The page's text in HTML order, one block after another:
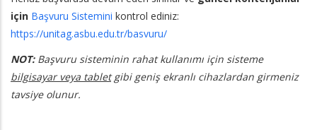
için Başvuru Sistemini kontrol ediniz:
https://unitag.asbu.edu.tr/basvuru/
NOT:Başvuru sisteminin rahat kullanımı için sisteme
bilgisayar veya tabletgibi geniş ekranlı cihazlardan girmeniz
tavsiye olunur.